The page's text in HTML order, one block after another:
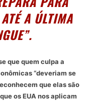
A ÚLTIMA
que quem culpa a
“deveriam se
que elas são
os EUA nos aplicam